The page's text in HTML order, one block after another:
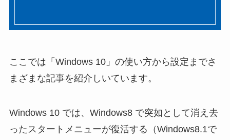
ここでは「Windows 10」の使い方から設定までさ
まざまな記事を紹介しいています。
Windows 10 では、Windows8 で突如として消え去
ったスタートメニューが復活する（Windows8.1で